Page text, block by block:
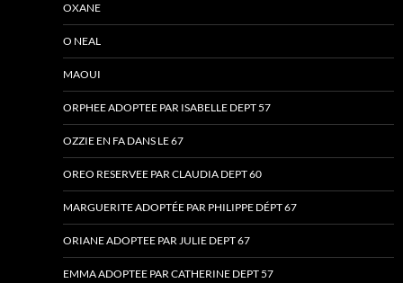
OXANE
O NEAL
MAOUI
ORPHEE ADOPTEE PAR ISABELLE DEPT 57
OZZIE EN FA DANS LE 67
OREO RESERVEE PAR CLAUDIA DEPT 60
MARGUERITE ADOPTÉE PAR PHILIPPE DÉPT 67
ORIANE ADOPTEE PAR JULIE DEPT 67
EMMA ADOPTEE PAR CATHERINE DEPT 57